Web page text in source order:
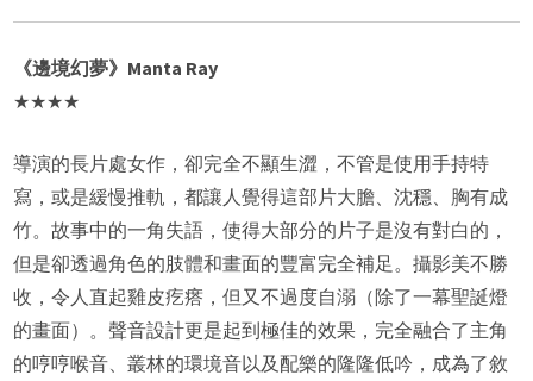
《邊境幻夢》Manta Ray
★★★★
導演的長片處女作，卻完全不顯生澀，不管是使用手持特
寫，或是緩慢推軌，都讓人覺得這部片大膽、沈穩、胸有成
竹。故事中的一角失語，使得大部分的片子是沒有對白的，
但是卻透過角色的肢體和畫面的豐富完全補足。攝影美不勝
收，令人直起雞皮疙瘩，但又不過度自溺（除了一幕聖誕燈
的畫面）。聲音設計更是起到極佳的效果，完全融合了主角
的哼哼喉音、叢林的環境音以及配樂的隆隆低吟，成為了敘